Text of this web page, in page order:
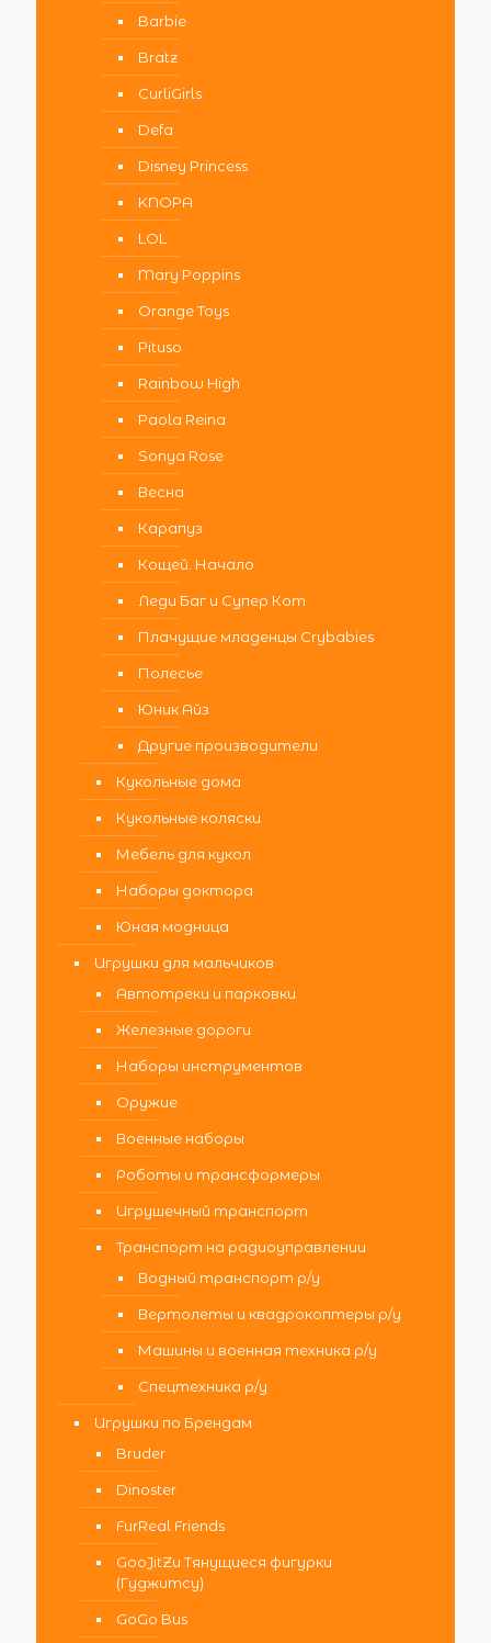
Barbie
Bratz
CurliGirls
Defa
Disney Princess
KNOPA
LOL
Mary Poppins
Orange Toys
Pituso
Rainbow High
Paola Reina
Sonya Rose
Весна
Карапуз
Кощей. Начало
Леди Баг и Супер Кот
Плачущие младенцы Crybabies
Полесье
Юник Айз
Другие производители
Кукольные дома
Кукольные коляски
Мебель для кукол
Наборы доктора
Юная модница
Игрушки для мальчиков
Автотреки и парковки
Железные дороги
Наборы инструментов
Оружие
Военные наборы
Роботы и трансформеры
Игрушечный транспорт
Транспорт на радиоуправлении
Водный транспорт р/у
Вертолеты и квадрокоптеры р/у
Машины и военная техника р/у
Спецтехника р/у
Игрушки по Брендам
Bruder
Dinoster
FurReal Friends
GooJitZu Тянущиеся фигурки
(Гуджитсу)
GoGo Bus